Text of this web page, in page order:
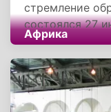
стремление
состоялся 27
ознаменовав
Африка